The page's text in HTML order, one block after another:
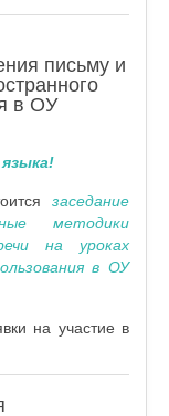
письму и
в ОУ
заседание
методики
на уроках
в ОУ
на участие в